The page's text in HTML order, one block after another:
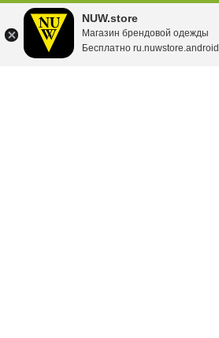
NUW.store
Магазин брендовой одежды
Бесплатно ru.nuwstore.android